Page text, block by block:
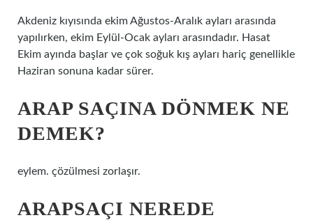
Akdeniz kıyısında ekim Ağustos-Aralık ayları arasında
yapılırken, ekim Eylül-Ocak ayları arasındadır. Hasat
Ekim ayında başlar ve çok soğuk kış ayları hariç genellikle
Haziran sonuna kadar sürer.
ARAP SAÇINA DÖNMEK NE
DEMEK?
eylem. çözülmesi zorlaşır.
ARAPSAÇI NEREDE